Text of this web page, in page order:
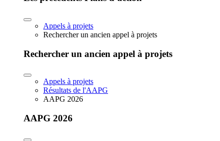
Appels à projets
Rechercher un ancien appel à projets
Rechercher un ancien appel à projets
Appels à projets
Résultats de l'AAPG
AAPG 2026
AAPG 2026